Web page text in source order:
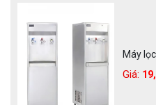
Máy
Giá: